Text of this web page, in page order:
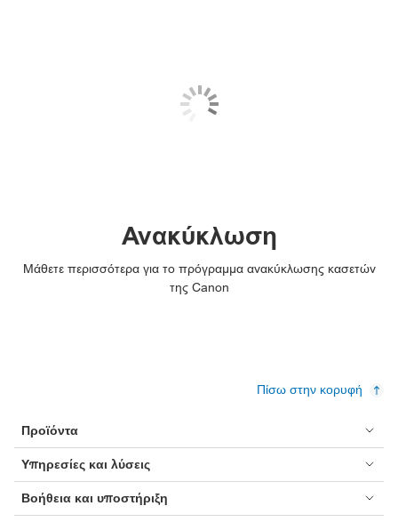
Ανακύκλωση
Μάθετε περισσότερα για το πρόγραμμα ανακύκλωσης κασετών
της Canon
Πίσω στην κορυφή
Προϊόντα
Υπηρεσίες και λύσεις
Βοήθεια και υποστήριξη